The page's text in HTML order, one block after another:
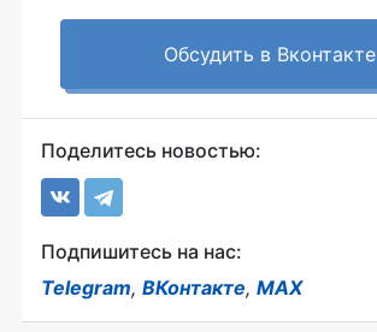
Обсудить в Вконтакте
Поделитесь новостью:
Подпишитесь на нас:
Telegram, ВКонтакте, MAX